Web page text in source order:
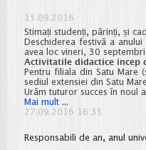
2017
15.09.2016
Stimați studenți, părinți, și
Deschiderea festivă a
avea loc vineri, 30
Activitatile didactice incep
Pentru filiala din Satu Mare
sediul extensiei din Satu
Urăm tuturor succes în noul
Mai mult ...
festiva
27.09.2016 16:35
Responsabili de an, anul